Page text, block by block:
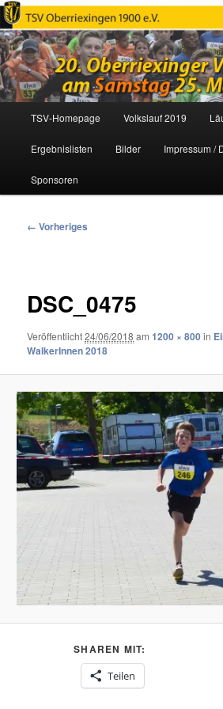
Oberriexinger
Zum
primären
Inhalt
springen
TSV-Homepage Volkslauf 2019
Ergebnislisten Bilder Impressum /
Sponsoren
Bilder-
← Vorheriges
DSC_0475
Veröffentlicht24/06/2018 am1200 × 800in
WalkerInnen 2018
SHAREN MIT:
Teilen